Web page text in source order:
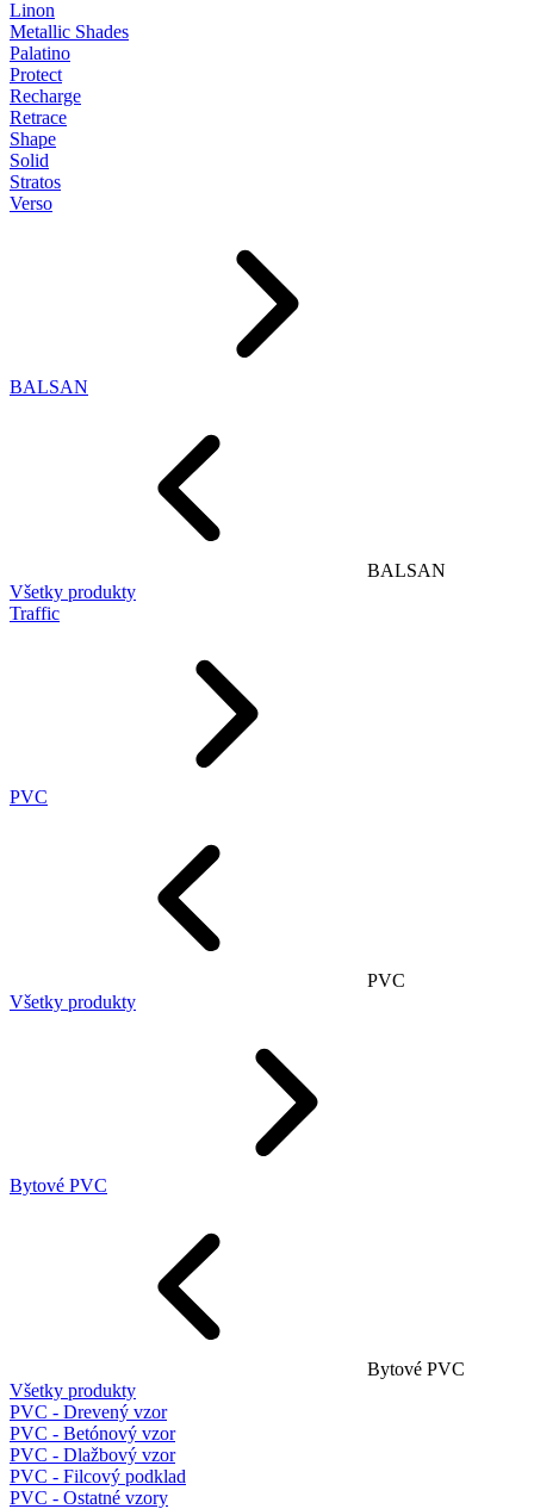
Linon
Metallic Shades
Palatino
Protect
Recharge
Retrace
Shape
Solid
Stratos
Verso
BALSAN
BALSAN
Všetky produkty
Traffic
PVC
PVC
Všetky produkty
Bytové PVC
Bytové PVC
Všetky produkty
PVC - Drevený vzor
PVC - Betónový vzor
PVC - Dlažbový vzor
PVC - Filcový podklad
PVC - Ostatné vzory